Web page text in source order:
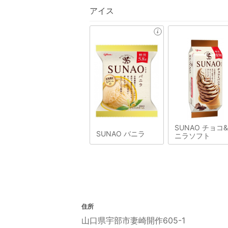
アイス
SUNAO バニラ
SUNAO チョコ
ニラソフト
住所
山口県宇部市妻崎開作605-1